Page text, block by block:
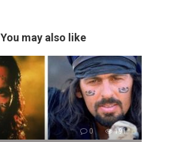
You may also like
0 191